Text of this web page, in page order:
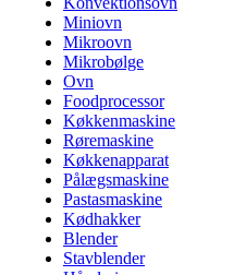
Miniovn
Mikroovn
Mikrobølge
Ovn
Foodprocessor
Køkkenmaskine
Røremaskine
Køkkenapparat
Pålægsmaskine
Pastasmaskine
Kødhakker
Blender
Stavblender